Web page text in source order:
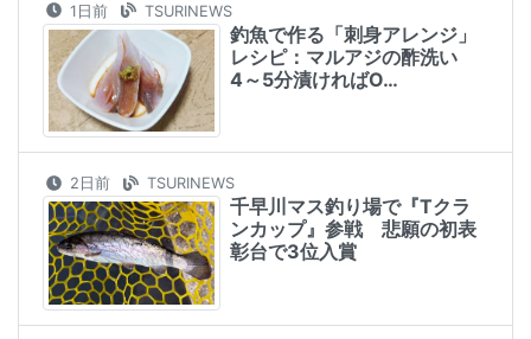
1日前 TSURINEWS
釣魚で作る「刺身アレンジ」
レシピ：マルアジの酢洗い
4～5分漬ければO…
2日前 TSURINEWS
千早川マス釣り場で『Tクラ
ンカップ』参戦 悲願の初表
彰台で3位入賞